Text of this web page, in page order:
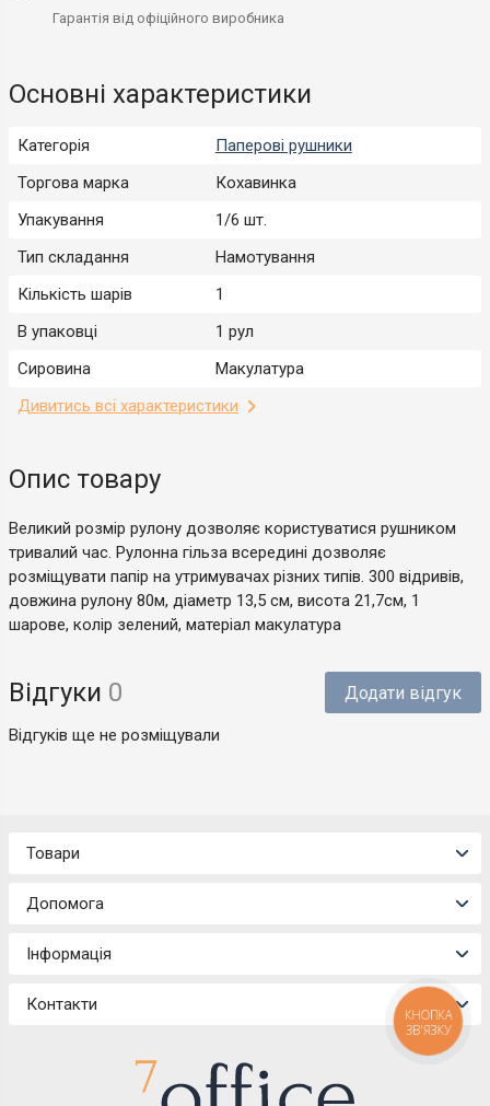
Гарантія від офіційного виробника
Основні характеристики
Категорія
Паперові рушники
Торгова марка
Кохавинка
Упакування
1/6 шт.
Тип складання
Намотування
Кількість шарів
1
В упаковці
1 рул
Сировина
Макулатура
Дивитись всі характеристики
Опис товару
Великий розмір рулону дозволяє користуватися рушником
тривалий час. Рулонна гільза всередині дозволяє
розміщувати папір на утримувачах різних типів. 300 відривів,
довжина рулону 80м, діаметр 13,5 см, висота 21,7см, 1
шарове, колір зелений, матеріал макулатура
Відгуки 0 Додати відгук
Відгуків ще не розміщували
Товари
Допомога
Інформація
Контакти
КНОПКА
ЗВ'ЯЗКУ